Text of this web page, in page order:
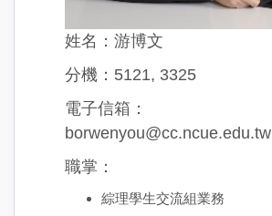
姓名：游博文
分機：5121, 3325
電子信箱：
borwenyou@cc.ncue.edu.tw
職掌：
綜理學生交流組業務